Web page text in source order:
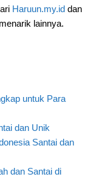
Haruun.my.id dan
lainnya.
untuk Para
dan Unik
Santai dan
dan Santai di